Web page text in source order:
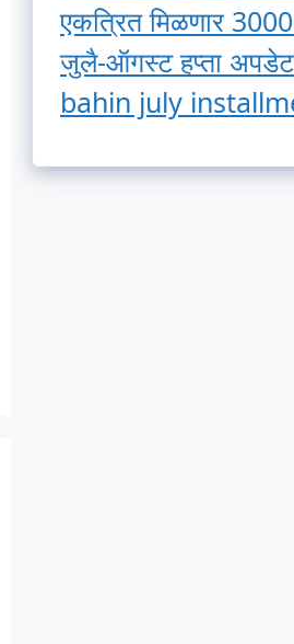
एकत्रित मिळणार
जुलै-ऑगस्ट हप्ता
bahin july